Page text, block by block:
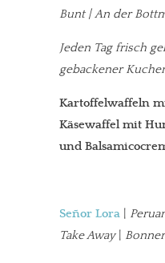
Bunt | An der
Jeden Tag frisch
gebackener
Kartoffelwaffeln
Käsewaffel mit
und
Señor Lora
Take Away|